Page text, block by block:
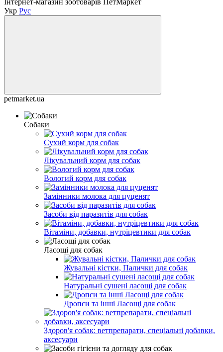
Укр Рус
petmarket.ua
Собаки
Сухий корм для собак
Лікувальний корм для собак
Вологий корм для собак
Замінники молока для цуценят
Засоби від паразитів для собак
Вітаміни, добавки, нутріцевтики для собак
Ласощі для собак
Жувальні кістки, Палички для собак
Натуральні сушені ласощі для собак
Дропси та інші Ласощі для собак
Здоров'я собак: ветпрепарати, спеціальні добавки,
аксесуари